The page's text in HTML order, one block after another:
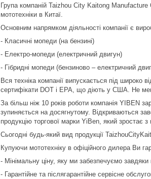
Група компаній Taizhou City Kaitong
мототехніки в Китаї.
Основним напрямком діяльності компанії є
- Класичні мопеди (на бензині)
- Електро-мопеди (електричний двигун)
- Гібридні мопеди (бензиново – електричний
Вся техніка компанії випускається під
сертифікати DOT і EPA, що діють у США. Не
За більш ніж 10 років роботи компанія YIBEN
зупиняється на досягнутому. Відкриваються
продукцію торгової марки YiBen, який зростає
Сьогодні будь-який вид продукції
Купуючи мототехніку в офіційного дилера Ви
- Мінімальну ціну, яку ми забезпечуємо
- Гарантійне та післягарантійне сервісне